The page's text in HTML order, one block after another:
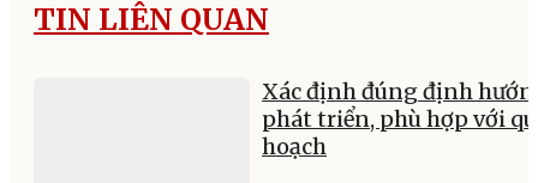
TIN LIÊN QUAN
Xác định đúng định
phát triển, phù hợp với
hoạch